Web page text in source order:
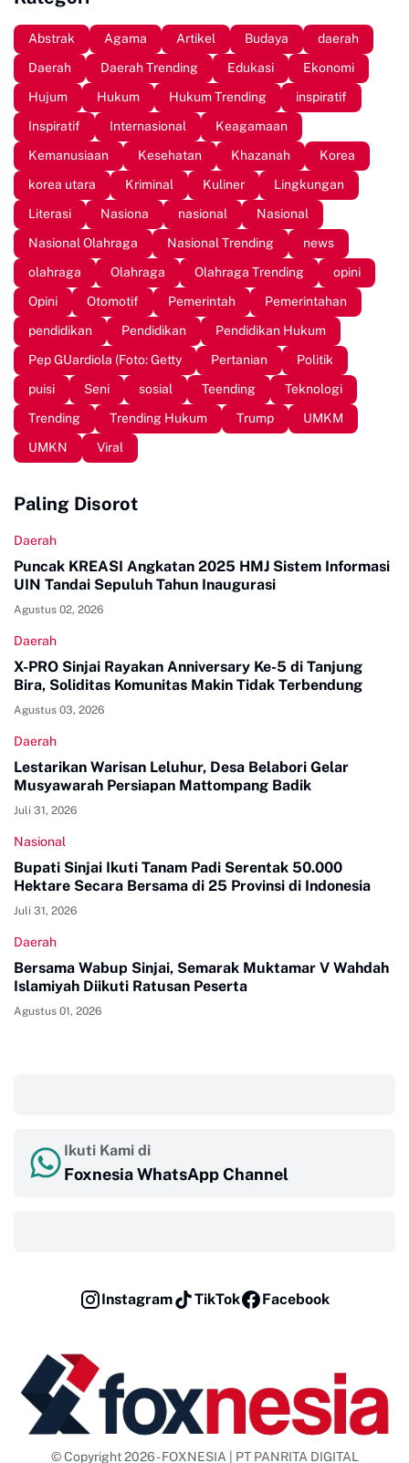
Abstrak Agama Artikel Budaya
daerah
Daerah
Daerah Trending Edukasi
Ekonomi
Hujum
Hukum Hukum Trending
inspiratif
Inspiratif
Internasional
Keagamaan
Kemanusiaan
Kesehatan Khazanah
Korea
korea utara
Kriminal Kuliner
Lingkungan
Literasi
Nasiona nasional
Nasional
Nasional Olahraga
Nasional Trending
news
olahraga
Olahraga Olahraga Trending
opini
Opini
Otomotif Pemerintah
Pemerintahan
pendidikan
Pendidikan
Pendidikan Hukum
Pep GUardiola (Foto: Getty
Pertanian
Politik
puisi
Seni sosial Teending
Teknologi
Trending
Trending Hukum Trump
UMKM
UMKN
Viral
Paling Disorot
Daerah
Puncak KREASI Angkatan 2025 HMJ Sistem Informasi
UIN Tandai Sepuluh Tahun Inaugurasi
Agustus 02, 2026
Daerah
X-PRO Sinjai Rayakan Anniversary Ke-5 di Tanjung
Bira, Soliditas Komunitas Makin Tidak Terbendung
Agustus 03, 2026
Daerah
Lestarikan Warisan Leluhur, Desa Belabori Gelar
Musyawarah Persiapan Mattompang Badik
Juli 31, 2026
Nasional
Bupati Sinjai Ikuti Tanam Padi Serentak 50.000
Hektare Secara Bersama di 25 Provinsi di Indonesia
Juli 31, 2026
Daerah
Bersama Wabup Sinjai, Semarak Muktamar V Wahdah
Islamiyah Diikuti Ratusan Peserta
Agustus 01, 2026
Ikuti Kami di
Foxnesia WhatsApp Channel
Instagram TikTok Facebook
© Copyright 2026 - FOXNESIA | PT PANRITA DIGITAL